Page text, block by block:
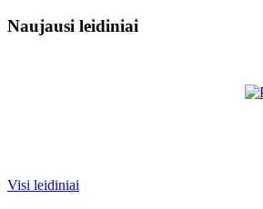
Naujausi leidiniai
Visi leidiniai